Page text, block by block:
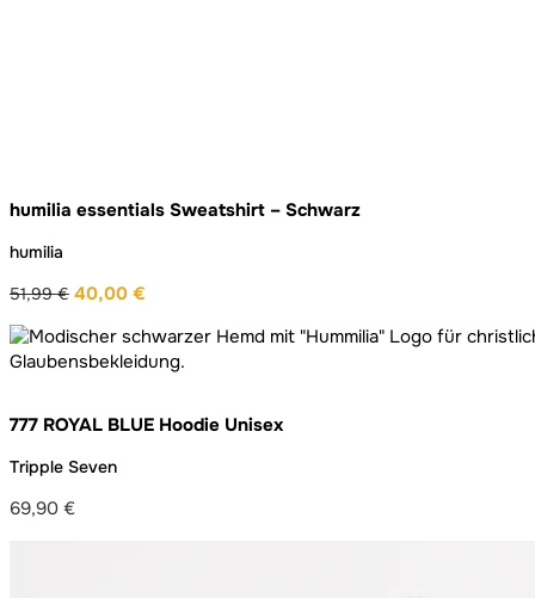
humilia essentials Sweatshirt – Schwarz
humilia
51,99€
Preis
war:
40,00 €
Preis
ist:
777 ROYAL BLUE Hoodie Unisex
Tripple Seven
69,90 €